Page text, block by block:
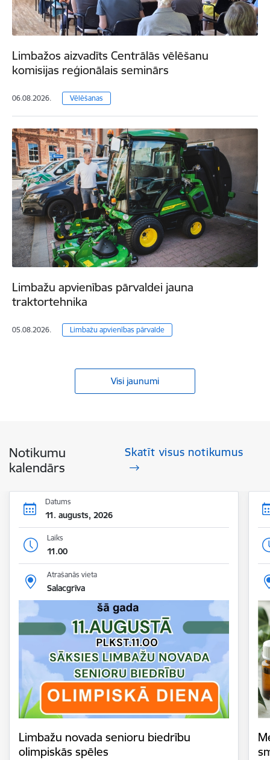
Limbažos aizvadīts Centrālās vēlēšanu
komisijas reģionālais seminārs
06.08.2026. Vēlēšanas
Limbažu apvienības pārvaldei jauna
traktortehnika
05.08.2026. Limbažu apvienības pārvalde
Visi jaunumi
Notikumu
kalendārs
Skatīt visus notikumus
Datums
11. augusts, 2026
Laiks
11.00
Atrašanās vieta
Salacgrīva
Limbažu novada senioru biedrību
olimpiskās spēles